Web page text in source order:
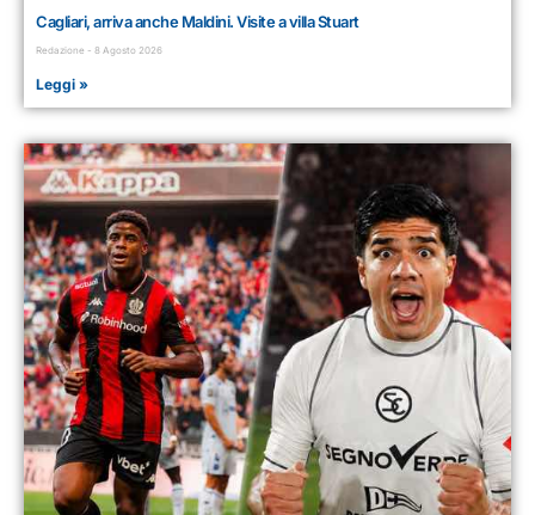
Cagliari, arriva anche Maldini. Visite a villa Stuart
Redazione 8 Agosto 2026
Leggi »